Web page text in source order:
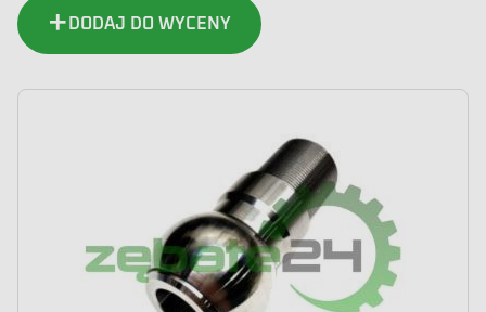
DODAJ DO WYCENY